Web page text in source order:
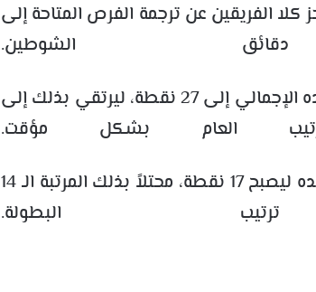
كلا الفريقين عن ترجمة الفرص المتاحة إلى
الشوطين.
وعقب هذه النتيجة، رفع فريق الكوكب المراكشي رصيده الإجمالي إلى 27 نقطة، ليرتقي بذلك إلى
العام بشكل مؤقت.
وفي المقابل، أضاف فريق اتحاد تواركة نقطة إلى رصيده ليصبح 17 نقطة، محتلاً بذلك المرتبة الـ 14
البطولة.